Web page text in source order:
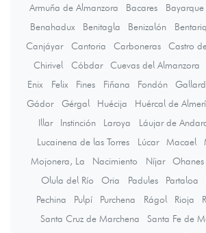
Armuña de Almanzora
Bacares Bayarque
Benahadux
Benitagla Benizalón
Canjáyar
Cantoria Carboneras Castro
Chirivel
Cóbdar Cuevas del Almanzora
Enix
Felix Fines Fiñana Fondón
Gádor
Gérgal Huécija Huércal de
Illar
Instinción Laroya Láujar de
Lucainena de las Torres
Lúcar Macael
Mojonera, La
Nacimiento Níjar Ohanes
Olula del Río
Oria Padules Partaloa
Pechina
Pulpí Purchena Rágol Rioja
Santa Cruz de Marchena
Santa Fe de